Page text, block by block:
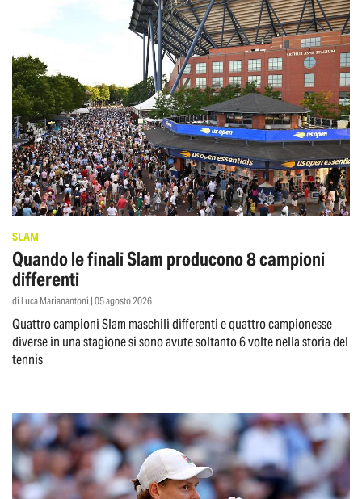
SLAM
Quando le finali Slam producono 8 campioni
differenti
di Luca Marianantoni | 05 agosto 2026
Quattro campioni Slam maschili differenti e quattro campionesse
diverse in una stagione si sono avute soltanto 6 volte nella storia del
tennis